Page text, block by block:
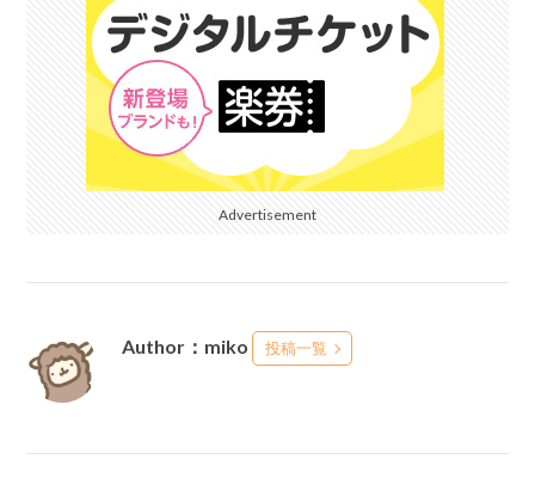
Advertisement
Author：miko 投稿一覧